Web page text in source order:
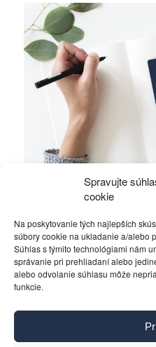
Spravujte
cookie
Na poskytovanie tých najlepších
súbory cookie na ukladanie a/alebo
Súhlas s týmito technológiami nám
správanie pri prehliadaní alebo
alebo odvolanie súhlasu môže
funkcie.
Alawiti v Sýrii bojujú o
Rôzne 16. októbra
Pravidlá